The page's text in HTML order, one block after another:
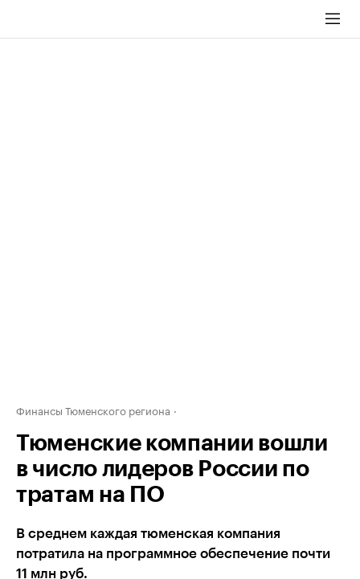
Финансы Тюменского региона
Тюменские компании вошли
в число лидеров России по
тратам на ПО
В среднем каждая тюменская компания
потратила на программное обеспечение почти
11 млн руб.